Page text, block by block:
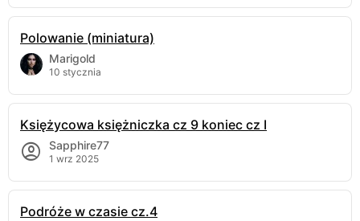
Polowanie (miniatura)
Marigold
10 stycznia
Księżycowa księżniczka cz 9 koniec cz I
Sapphire77
1 wrz 2025
Podróże w czasie cz.4